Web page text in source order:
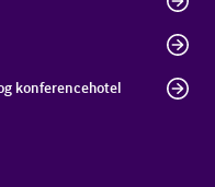
konferencehotel